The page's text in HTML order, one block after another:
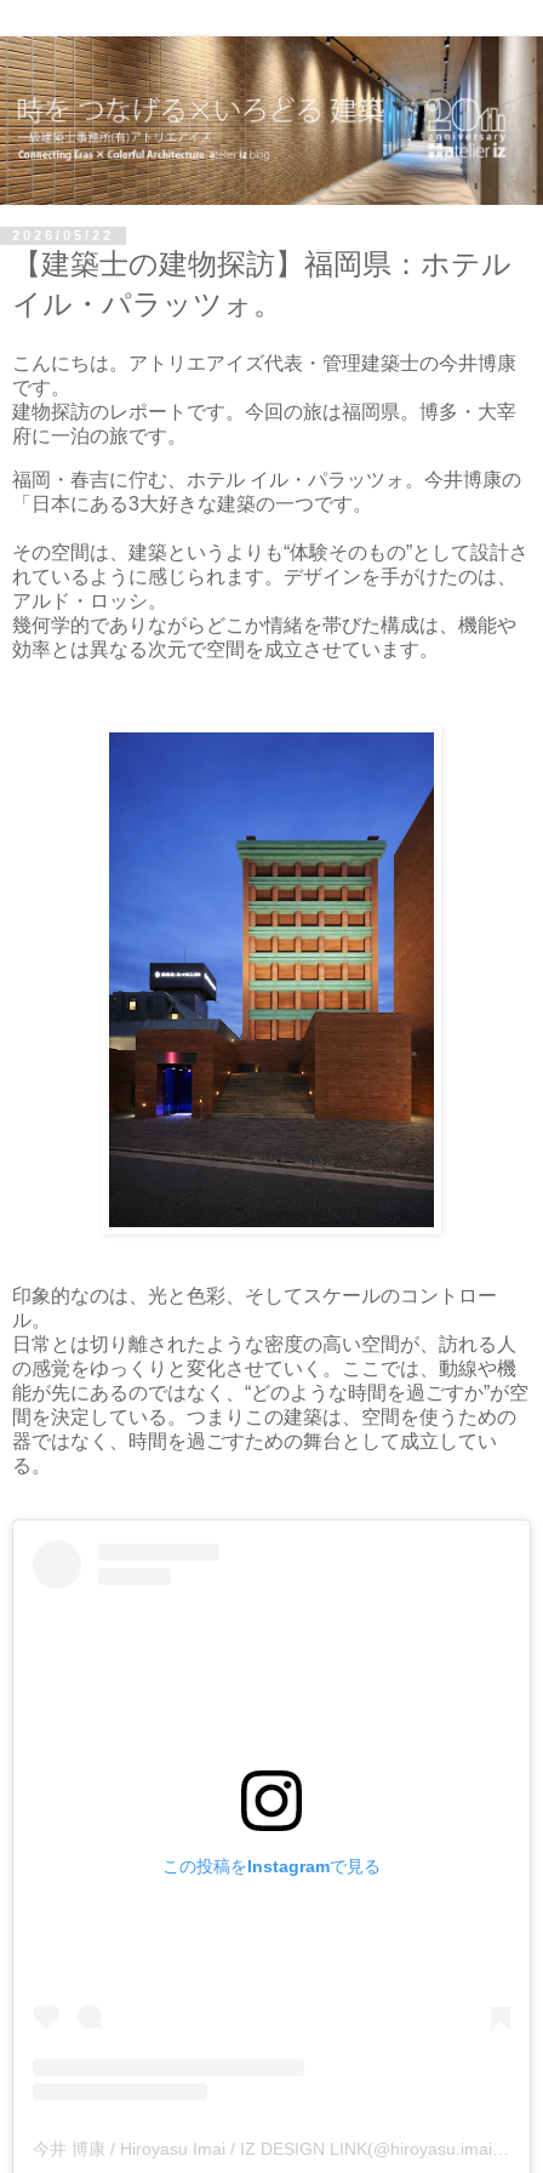
2026/05/22
【建築士の建物探訪】福岡県：ホテル
イル・パラッツォ。
こんにちは。アトリエアイズ代表・管理建築士の今井博康
です。
建物探訪のレポートです。今回の旅は福岡県。博多・大宰
府に一泊の旅です。
福岡・春吉に佇む、ホテル イル・パラッツォ。今井博康の
「日本にある3大好きな建築の一つです。
その空間は、建築というよりも“体験そのもの”として設計さ
れているように感じられます。デザインを手がけたのは、
アルド・ロッシ。
幾何学的でありながらどこか情緒を帯びた構成は、機能や
効率とは異なる次元で空間を成立させています。
印象的なのは、光と色彩、そしてスケールのコントロー
ル。
日常とは切り離されたような密度の高い空間が、訪れる人
の感覚をゆっくりと変化させていく。ここでは、動線や機
能が先にあるのではなく、“どのような時間を過ごすか”が空
間を決定している。つまりこの建築は、空間を使うための
器ではなく、時間を過ごすための舞台として成立してい
る。
この投稿をInstagramで見る